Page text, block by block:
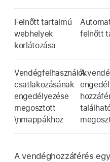
Felnőtt tartalmú
webhelyek
korlátozása
felnőtt
Vendégfelhasználók
csatlakozásának
engedélyezése
megosztott
\nmappákhoz
A
A vendéghozzáférés